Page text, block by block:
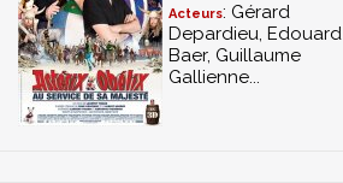
Acteurs: Gérard
Depardieu, Edouard
Baer, Guillaume
Gallienne...